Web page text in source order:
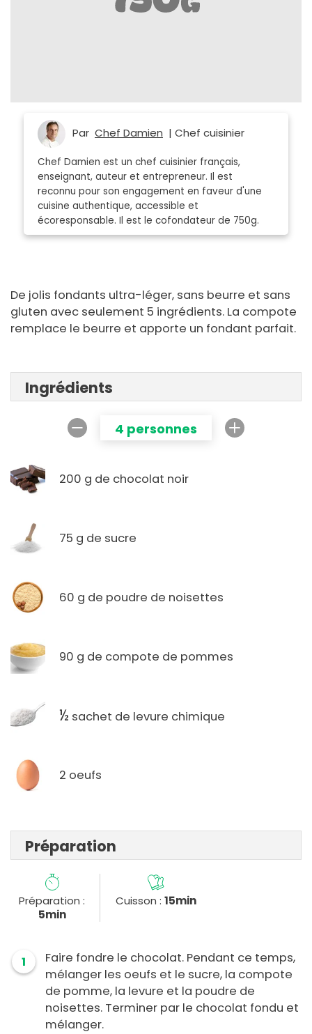
Par Chef Damien | Chef cuisinier
Chef Damien est un chef cuisinier français,
enseignant, auteur et entrepreneur. Il est
reconnu pour son engagement en faveur d'une
cuisine authentique, accessible et
écoresponsable. Il est le cofondateur de 750g.
De jolis fondants ultra-léger, sans beurre et sans
gluten avec seulement 5 ingrédients. La compote
remplace le beurre et apporte un fondant parfait.
Ingrédients
4 personnes
200 g de chocolat noir
75 g de sucre
60 g de poudre de noisettes
90 g de compote de pommes
½ sachet de levure chimique
2 oeufs
Préparation
Préparation :
5min
Cuisson : 15min
1
Faire fondre le chocolat. Pendant ce temps,
mélanger les oeufs et le sucre, la compote
de pomme, la levure et la poudre de
noisettes. Terminer par le chocolat fondu et
mélanger.